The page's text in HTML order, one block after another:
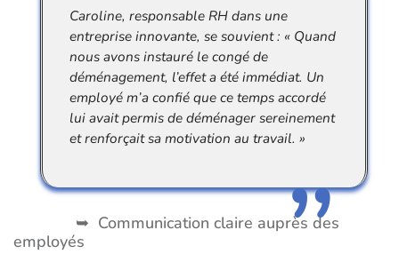
Caroline, responsable RH dans une
entreprise innovante, se souvient : « Quand
nous avons instauré le congé de
déménagement, l’effet a été immédiat. Un
employé m’a confié que ce temps accordé
lui avait permis de déménager sereinement
et renforçait sa motivation au travail. »
Communication claire auprès des
employés